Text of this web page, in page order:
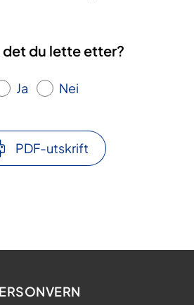
det du lette etter?
Ja Nei
PDF-utskrift